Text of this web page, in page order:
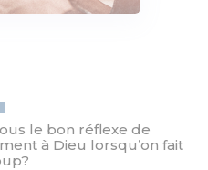
le bon réflexe de
à Dieu lorsqu’on fait